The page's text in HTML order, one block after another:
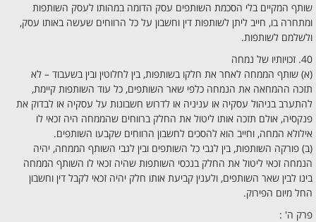
שותף המקיים בלי הסכמת השותפים עסק הדומה במהותו לעסק השותפות
ומתחרה בו, חייב ליתן לשותפות דין וחשבון על כל הרווחים שעשה באותו עסק,
ולשלמם לשותפות.
40. זכויותיו של נמחה
(א) שותף הממחה לאחר את חלקו בשותפות, בין לחלוטין ובין בשעבוד – לא
תזכה ההמחאה את הנמחה כלפי שאר השותפים, כל עוד השותפות קיימת,
להתערב בניהול עסקיה או עניניה או לדרוש חשבונות על עסקיה או לבדוק את
פנקסיה, אולם תזכה אותו ליטול את החלק ברווחים שהממחה היה זכאי לו
אילולא המחה, וחייב הוא להסכים לחשבון הרווחים שקבעו השותפים.
(ב) פורקה השותפות, בין לגבי כל השותפים ובין לגבי השותף הממחה, יהיה
הנמחה זכאי ליטול את החלק בנכסי השותפות שהיה זכאי לו השותף הממחה
בינו לבין שאר השותפים, ולענין קביעת אותו חלק יהיה זכאי לקבל דין וחשבון
החל מיום הפירוק.
פרק ה' :